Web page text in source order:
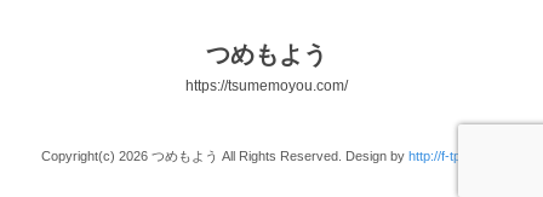
つめもよう
https://tsumemoyou.com/
Copyright(c) 2026 つめもよう All Rights Reserved. Design by http://f-tpl.com